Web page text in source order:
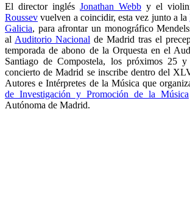
El director inglés Jonathan Webb y el
Roussev vuelven a coincidir, esta vez junto a la
Galicia, para afrontar un monográfico
al Auditorio Nacional de Madrid tras el
temporada de abono de la Orquesta en el
Santiago de Compostela, los próximos 25
concierto de Madrid se inscribe dentro del
Autores e Intérpretes de la Música que
de Investigación y Promoción de la Música
Autónoma de Madrid.